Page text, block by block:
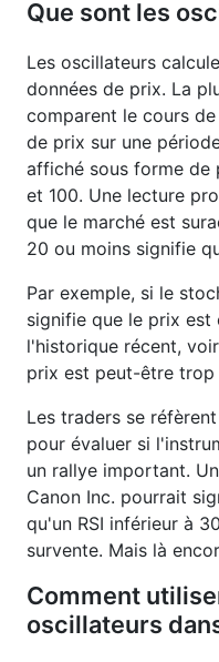
Que sont les
Les oscillateurs
données de prix. La
comparent le cours
de prix sur une
affiché sous forme de
et 100. Une lecture
que le marché est
20 ou moins signifie
Par exemple, si le
signifie que le prix
l'historique récent,
prix est peut-être trop
Les traders se
pour évaluer si
un rallye important.
Canon Inc. pourrait
qu'un RSI inférieur à
survente. Mais là
Comment
oscillateurs